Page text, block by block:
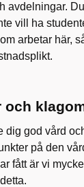
avdelningar.
vill ha
arbetar här,
och
dig god vård
på den
fått är vi